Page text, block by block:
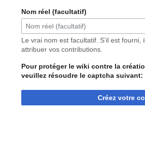
Nom réel (facultatif)
Le vrai nom est facultatif. S’il est
attribuer vos contributions.
Pour protéger le wiki contre la
veuillez résoudre le captcha suivant:
Créez votre